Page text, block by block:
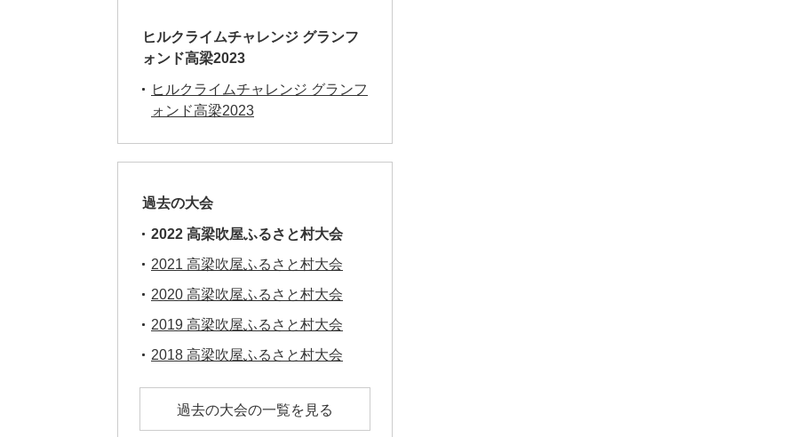
ヒルクライムチャレンジ グランフ
ォンド高梁2023
ヒルクライムチャレンジ グランフ
ォンド高梁2023
過去の大会
2022 高梁吹屋ふるさと村大会
2021 高梁吹屋ふるさと村大会
2020 高梁吹屋ふるさと村大会
2019 高梁吹屋ふるさと村大会
2018 高梁吹屋ふるさと村大会
過去の大会の一覧を見る